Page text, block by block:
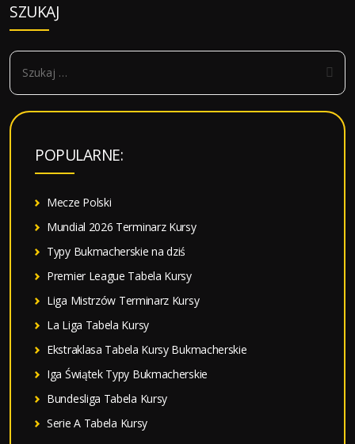
SZUKAJ
S
k
POPULARNE:
Mecze Polski
Mundial 2026 Terminarz Kursy
Typy Bukmacherskie na dziś
Premier League Tabela Kursy
Liga Mistrzów Terminarz Kursy
La Liga Tabela Kursy
Ekstraklasa Tabela Kursy Bukmacherskie
Iga Świątek Typy Bukmacherskie
Bundesliga Tabela Kursy
Serie A Tabela Kursy